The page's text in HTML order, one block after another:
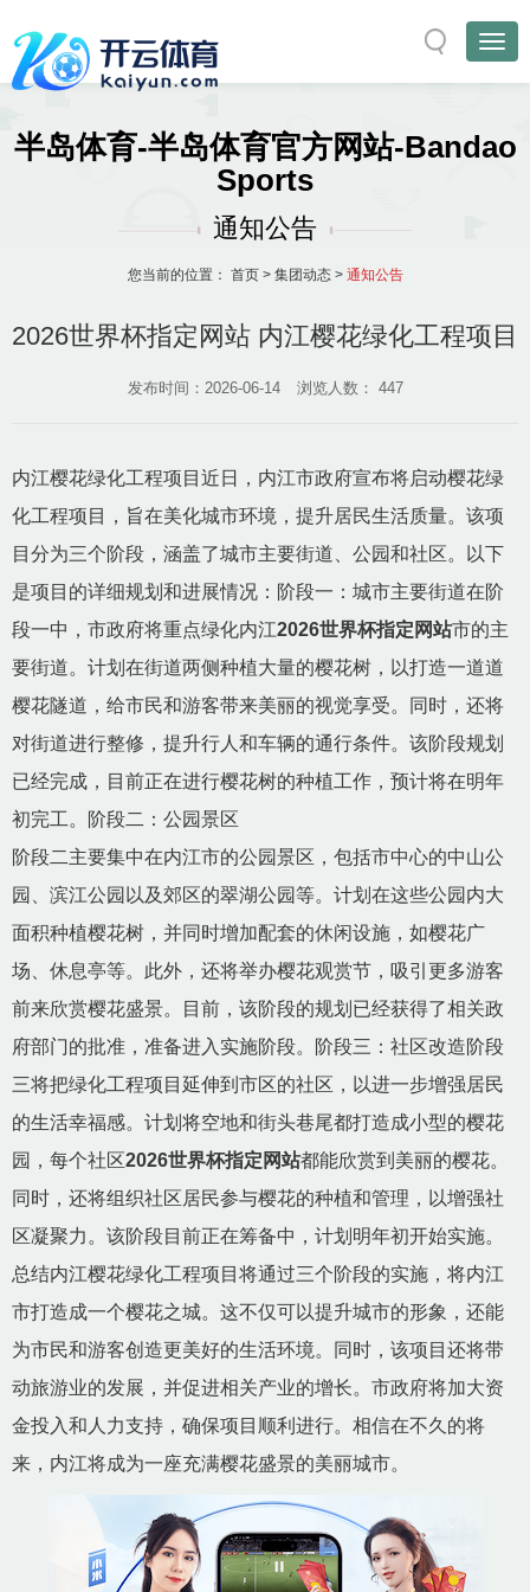
半岛体育-半岛体育官方网站-Bandao
Sports
通知公告
您当前的位置： 首页> 集团动态> 通知公告
2026世界杯指定网站 内江樱花绿化工程项目
发布时间：2026-06-14 浏览人数： 447
内江樱花绿化工程项目近日，内江市政府宣布将启动樱花绿
化工程项目，旨在美化城市环境，提升居民生活质量。该项
目分为三个阶段，涵盖了城市主要街道、公园和社区。以下
是项目的详细规划和进展情况：阶段一：城市主要街道在阶
段一中，市政府将重点绿化内江2026世界杯指定网站市的主
要街道。计划在街道两侧种植大量的樱花树，以打造一道道
樱花隧道，给市民和游客带来美丽的视觉享受。同时，还将
对街道进行整修，提升行人和车辆的通行条件。该阶段规划
已经完成，目前正在进行樱花树的种植工作，预计将在明年
初完工。阶段二：公园景区
阶段二主要集中在内江市的公园景区，包括市中心的中山公
园、滨江公园以及郊区的翠湖公园等。计划在这些公园内大
面积种植樱花树，并同时增加配套的休闲设施，如樱花广
场、休息亭等。此外，还将举办樱花观赏节，吸引更多游客
前来欣赏樱花盛景。目前，该阶段的规划已经获得了相关政
府部门的批准，准备进入实施阶段。阶段三：社区改造阶段
三将把绿化工程项目延伸到市区的社区，以进一步增强居民
的生活幸福感。计划将空地和街头巷尾都打造成小型的樱花
园，每个社区2026世界杯指定网站都能欣赏到美丽的樱花。
同时，还将组织社区居民参与樱花的种植和管理，以增强社
区凝聚力。该阶段目前正在筹备中，计划明年初开始实施。
总结内江樱花绿化工程项目将通过三个阶段的实施，将内江
市打造成一个樱花之城。这不仅可以提升城市的形象，还能
为市民和游客创造更美好的生活环境。同时，该项目还将带
动旅游业的发展，并促进相关产业的增长。市政府将加大资
金投入和人力支持，确保项目顺利进行。相信在不久的将
来，内江将成为一座充满樱花盛景的美丽城市。